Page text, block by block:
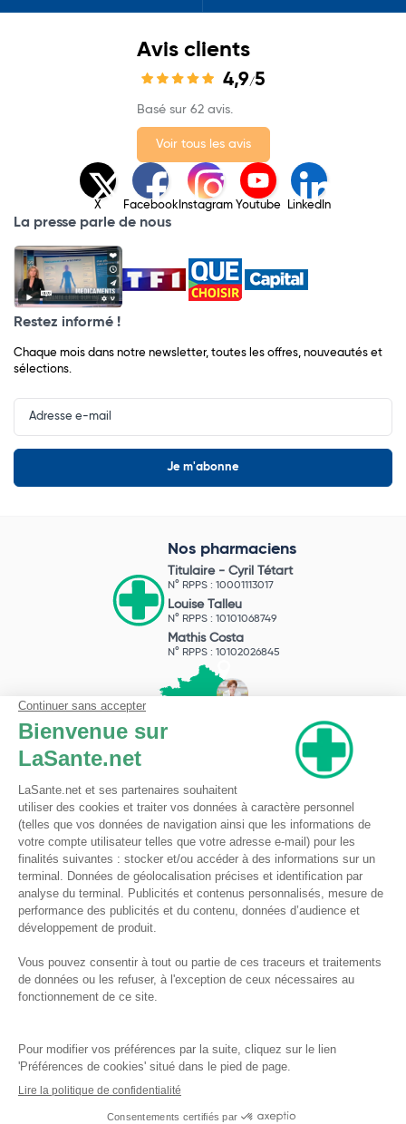
Avis clients
4,9/5
Basé sur 62 avis.
Voir tous les avis
X Facebook Instagram Youtube LinkedIn
La presse parle de nous
Restez informé !
Chaque mois dans notre newsletter, toutes les offres, nouveautés et
sélections.
Input
Newsletter
Nos pharmaciens
Titulaire - Cyril Tétart
N° RPPS : 10001113017
Louise Talleu
N° RPPS : 10101068749
Mathis Costa
N° RPPS : 10102026845
Pharmacie du Bizet
Licence ARS : 590009874
Licence Ordinale : 126921
49 boulevard Bizet
59650 Villeneuve d'Ascq
Contactez-nous !
Pharmacie en ligne autorisée à vendre des médicaments depuis le 17 avril 2013
Tous droits réservés
Conditions Générales de Vente
Mentions légales
Qui sommes-nous
Rappel de lots